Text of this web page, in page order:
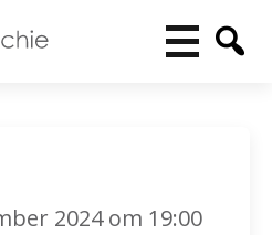
2024 om 19:00